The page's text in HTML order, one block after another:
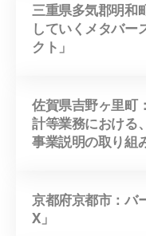
三重県多気郡明和
していくメタバー
クト」
佐賀県吉野ヶ里町
計等業務における
事業説明の取り組
京都府京都市：バ
X」